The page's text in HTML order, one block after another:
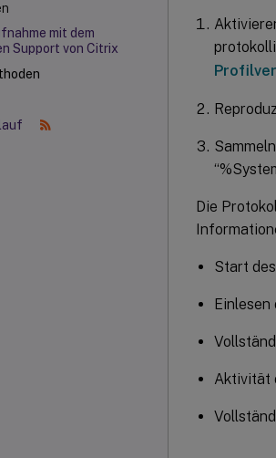
mit dem
Support von Citrix
Die
Start
Aktivität